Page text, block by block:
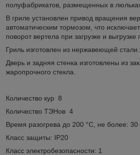
полуфабрикатов, размещенных в
В гриле установлен привод вращения
автоматическим тормозом, что
поворот вертела при загрузке и выгрузке
Гриль изготовлен из нержавеющей стали.
Дверь и задняя стенка изготовлены из
жаропрочного стекла.
Количество кур 8
Количество ТЭНов 4
Время разогрева до 200 °С, не более:
Класс защиты: IP20
Класс электробезопасности: 1